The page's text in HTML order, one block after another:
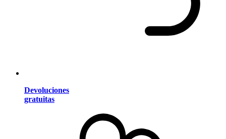
Devoluciones
gratuitas